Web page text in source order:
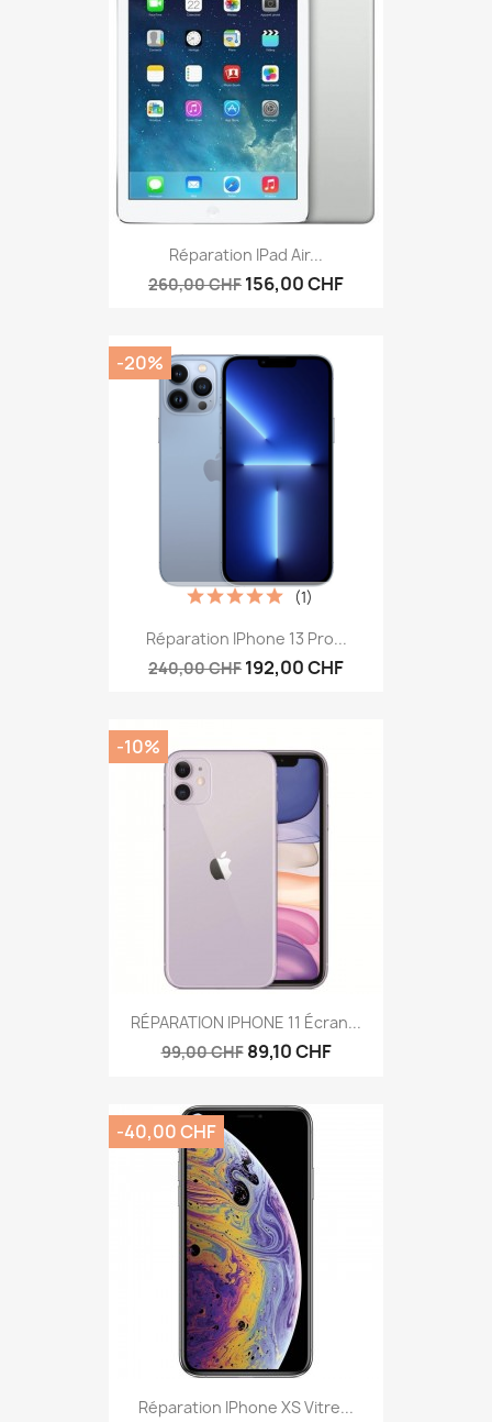
Réparation IPad Air...
260,00 CHF 156,00 CHF
Réparation IPhone 13 Pro...
240,00 CHF 192,00 CHF
(1)
-20%
RÉPARATION IPHONE 11 Écran...
99,00 CHF 89,10 CHF
-10%
Réparation IPhone XS Vitre...
-40,00 CHF